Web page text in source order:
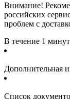
Внимание!
российских
проблем с
В течение 1
Дополнительная
Список